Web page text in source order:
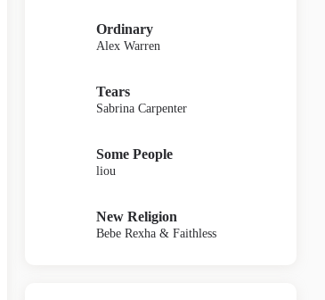
Ordinary
Alex Warren
Tears
Sabrina Carpenter
Some People
liou
New Religion
Bebe Rexha & Faithless